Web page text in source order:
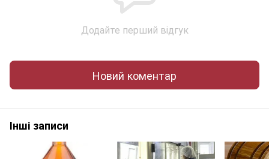
Додайте перший відгук
Новий коментар
Інші записи